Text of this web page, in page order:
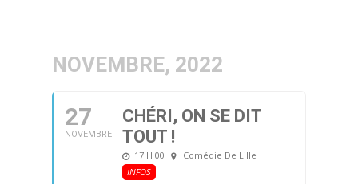
NOVEMBRE, 2022
27
NOVEMBRE
CHÉRI, ON SE DIT
TOUT !
17 H 00
Comédie De Lille
INFOS